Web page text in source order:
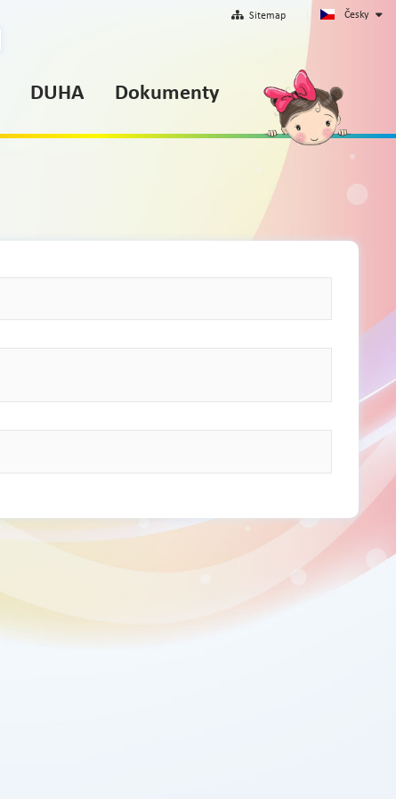
Česky
Sitemap
DUHA Dokumenty